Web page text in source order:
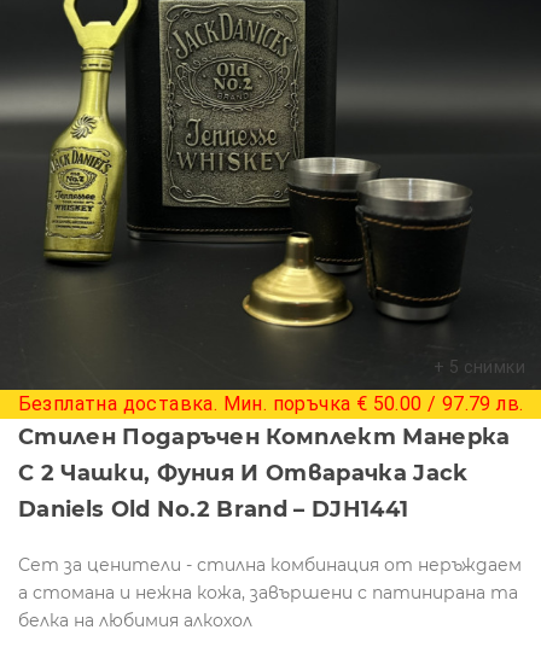
+ 5 снимки
Безплатна доставка. Мин. поръчка € 50.00 / 97.79 лв.
Стилен Подаръчен Комплект Манерка
С 2 Чашки, Фуния И Отварачка Jack
Daniels Old No.2 Brand – DJH1441
Сет за ценители - стилна комбинация от неръждаем
а стомана и нежна кожа, завършени с патинирана та
белка на любимия алкохол